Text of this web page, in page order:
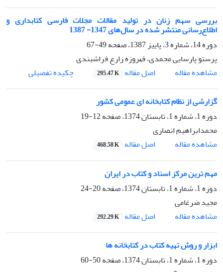
بررسی سهم زنان در تولید مقالات مجلات فارسی کتابداری و
اطلاع‌رسانی منتشر شده در سال‌های 1347- 1387
دوره 14، شماره 3، پاییز 1387، صفحه
49-67
پرستو پارسایی محمدی، ﻓﻴﺮوزه زارع ﻓﺮاﺷﺒﻨﺪی
مشاهده مقاله
اصل مقاله 295.47 K
چکیده تفصیلی
گزارشی از نظام کتابخانه ای عمومی کشور
دوره 1، شماره 1، تابستان 1374، صفحه
12-19
محمدابراهیم انصاری
مشاهده مقاله
اصل مقاله 468.58 K
مهم ترین مرکز اسناد و کتاب در ایران
دوره 1، شماره 1، تابستان 1374، صفحه
20-24
مجید ضرغامی
مشاهده مقاله
اصل مقاله 292.29 K
ابزار و روش تهیه کتاب در کتابخانه ها
دوره 1، شماره 1، تابستان 1374، صفحه
50-60